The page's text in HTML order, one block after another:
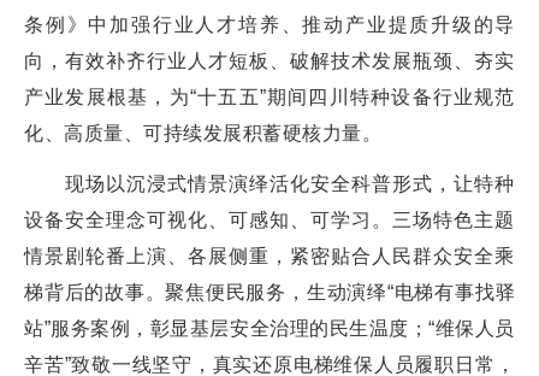
条例》中加强行业人才培养、推动产业提质升级的导
向，有效补齐行业人才短板、破解技术发展瓶颈、夯实
产业发展根基，为“十五五”期间四川特种设备行业规范
化、高质量、可持续发展积蓄硬核力量。
现场以沉浸式情景演绎活化安全科普形式，让特种
设备安全理念可视化、可感知、可学习。三场特色主题
情景剧轮番上演、各展侧重，紧密贴合人民群众安全乘
梯背后的故事。聚焦便民服务，生动演绎“电梯有事找驿
站”服务案例，彰显基层安全治理的民生温度；“维保人员
辛苦”致敬一线坚守，真实还原电梯维保人员履职日常，